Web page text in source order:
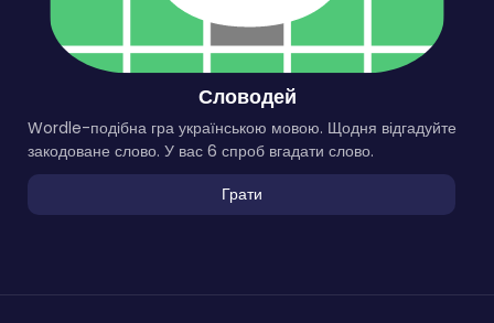
Словодей
Wordle-подібна гра українською мовою. Щодня відгадуйте
закодоване слово. У вас 6 спроб вгадати слово.
Грати